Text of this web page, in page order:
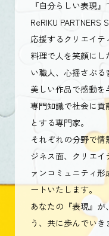
『自分らしい表現
ReRIKU
応援するクリエイテ
料理で人を笑顔にし
い職人、心揺さぶる
美しい作品で感動を
専門知識で社会に貢
とする専門家。
それぞれの分野で
ジネス面、クリエイ
ァンコミュニティ
ートいたします。
あなたの『表現』
う、共に歩んでいき